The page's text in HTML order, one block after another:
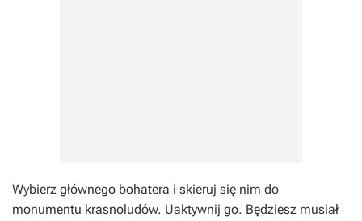
Wybierz głównego bohatera i skieruj się nim do
monumentu krasnoludów. Uaktywnij go. Będziesz musiał